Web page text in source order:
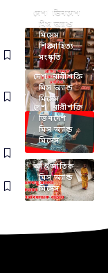
দেশ
ভিনদেশ
মিস অ্যান্ড
মিসেস
শিল্প সাহিত্য
সংস্কৃতি
দেশ নারীশক্তি
মিস অ্যান্ড
মিসেস
দেশ
নারীশক্তি
ভিনদেশ
মিস অ্যান্ড
মিসেস
আন্তর্জাতিক
মিস অ্যান্ড
মিসেস